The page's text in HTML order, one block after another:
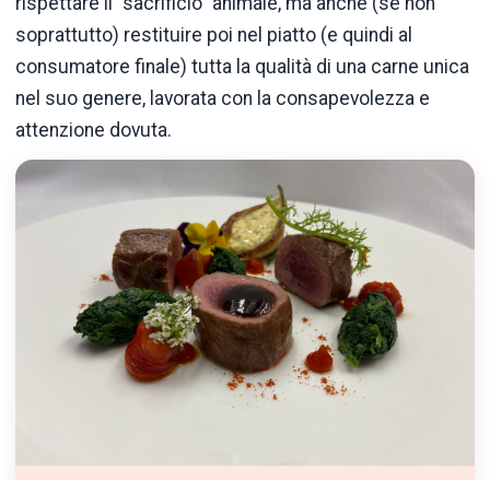
soprattutto) restituire poi nel piatto (e quindi al
consumatore finale) tutta la qualità di una carne unica
nel suo genere, lavorata con la consapevolezza e
attenzione dovuta.